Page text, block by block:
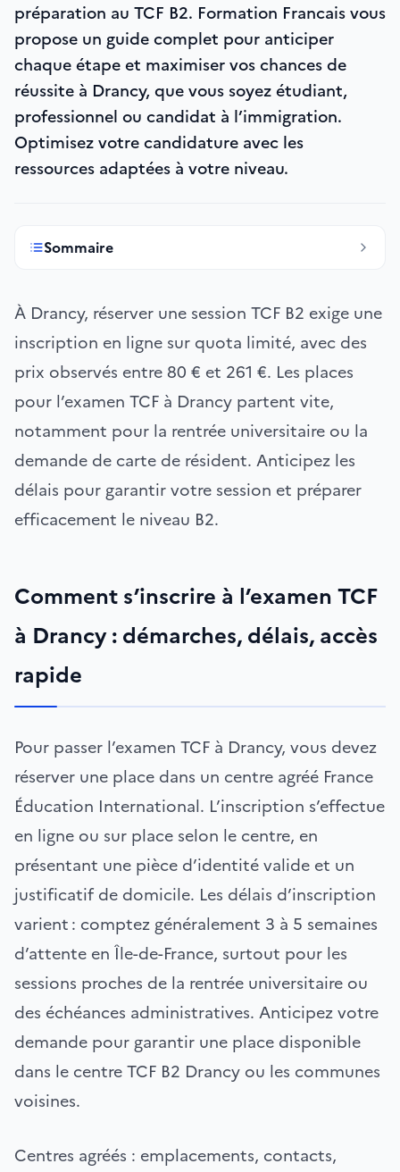
préparation au TCF B2. Formation Francais vous
propose un guide complet pour anticiper
chaque étape et maximiser vos chances de
réussite à Drancy, que vous soyez étudiant,
professionnel ou candidat à l’immigration.
Optimisez votre candidature avec les
ressources adaptées à votre niveau.
Sommaire
À Drancy, réserver une session TCF B2 exige une
inscription en ligne sur quota limité, avec des
prix observés entre 80 € et 261 €. Les places
pour l’examen TCF à Drancy partent vite,
notamment pour la rentrée universitaire ou la
demande de carte de résident. Anticipez les
délais pour garantir votre session et préparer
efficacement le niveau B2.
Comment s’inscrire à l’examen TCF
à Drancy : démarches, délais, accès
rapide
Pour passer l’examen TCF à Drancy, vous devez
réserver une place dans un centre agréé France
Éducation International. L’inscription s’effectue
en ligne ou sur place selon le centre, en
présentant une pièce d’identité valide et un
justificatif de domicile. Les délais d’inscription
varient : comptez généralement 3 à 5 semaines
d’attente en Île-de-France, surtout pour les
sessions proches de la rentrée universitaire ou
des échéances administratives. Anticipez votre
demande pour garantir une place disponible
dans le centre TCF B2 Drancy ou les communes
voisines.
Centres agréés : emplacements, contacts,